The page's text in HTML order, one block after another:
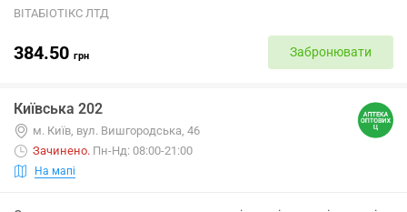
ВІТАБІОТІКС ЛТД
384.50 грн Забронювати
Київська 202
м. Київ, вул. Вишгородська, 46
Зачинено. Пн-Нд: 08:00-21:00
На мапі